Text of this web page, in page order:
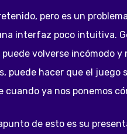
pero es un
interfaz poco intuitiva.
volverse incómodo
puede hacer que el
ya nos ponemos
de esto es su